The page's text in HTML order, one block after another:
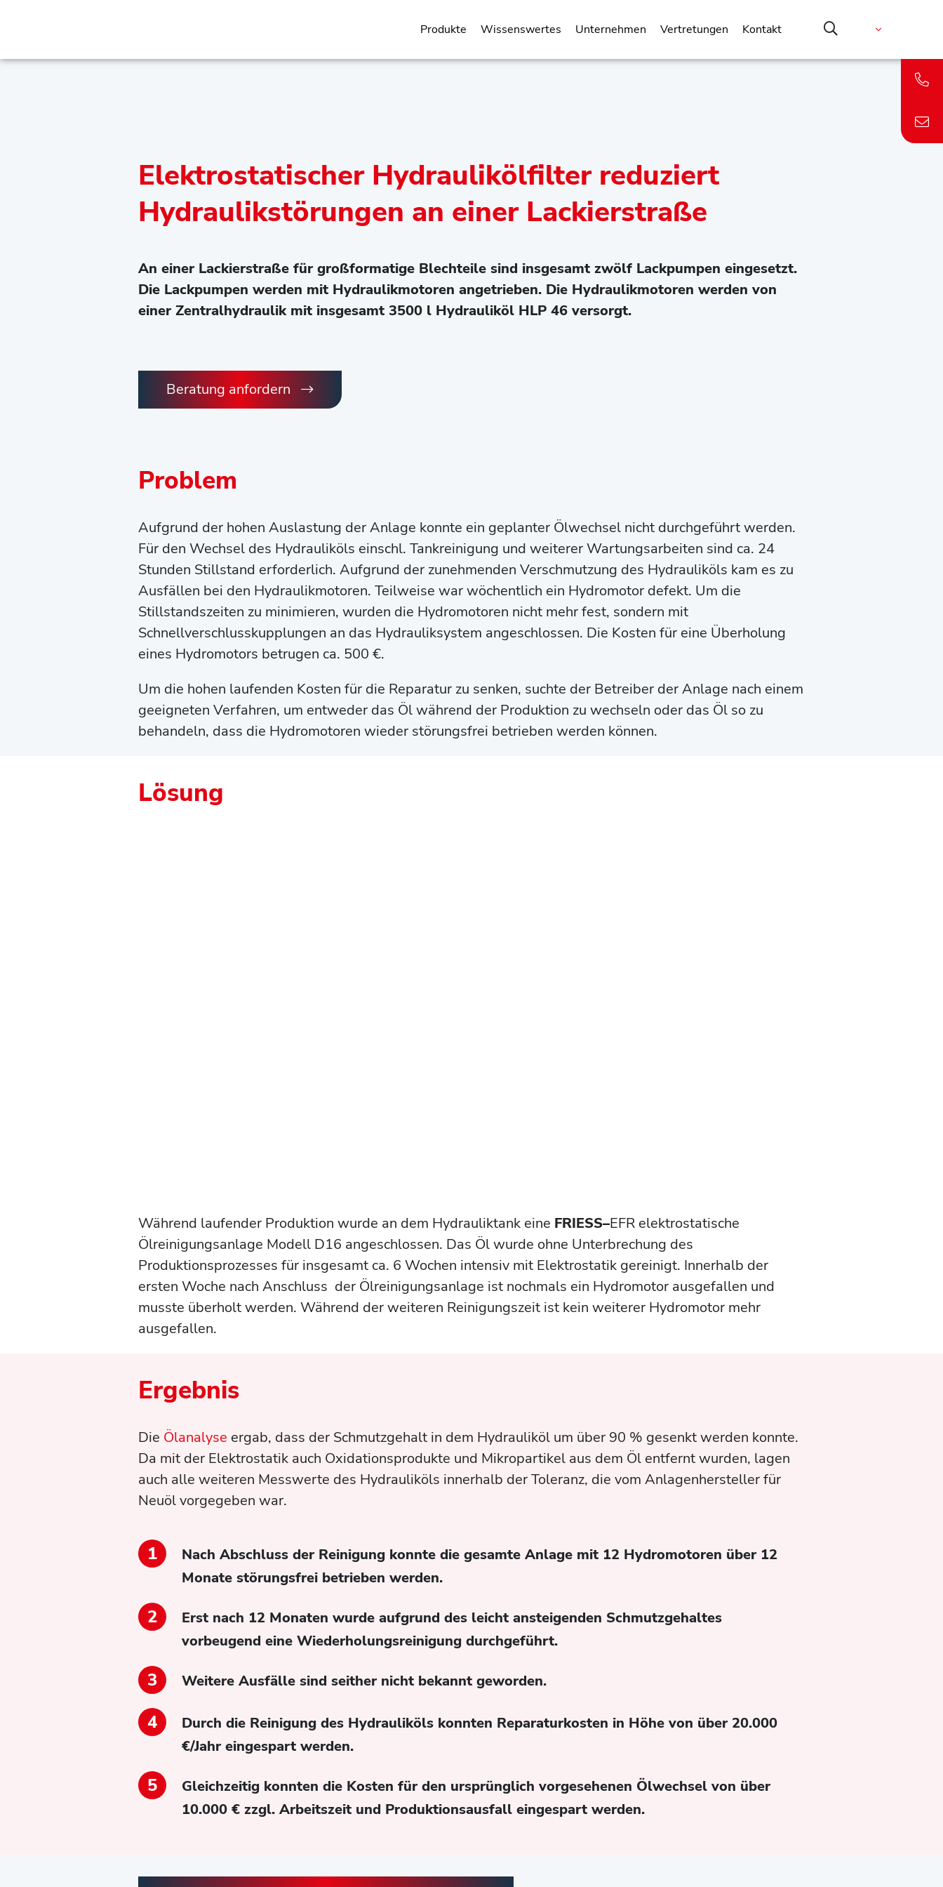
Produkte Wissenswertes Unternehmen Vertretungen Kontakt
Elektrostatischer Hydraulikölfilter reduziert
Hydraulikstörungen an einer Lackierstraße
An einer Lackierstraße für großformatige Blechteile sind insgesamt zwölf Lackpumpen eingesetzt.
Die Lackpumpen werden mit Hydraulikmotoren angetrieben. Die Hydraulikmotoren werden von
einer Zentralhydraulik mit insgesamt 3500 l Hydrauliköl HLP 46 versorgt.
Beratung anfordern
Problem
Aufgrund der hohen Auslastung der Anlage konnte ein geplanter Ölwechsel nicht durchgeführt werden.
Für den Wechsel des Hydrauliköls einschl. Tankreinigung und weiterer Wartungsarbeiten sind ca. 24
Stunden Stillstand erforderlich. Aufgrund der zunehmenden Verschmutzung des Hydrauliköls kam es zu
Ausfällen bei den Hydraulikmotoren. Teilweise war wöchentlich ein Hydromotor defekt. Um die
Stillstandszeiten zu minimieren, wurden die Hydromotoren nicht mehr fest, sondern mit
Schnellverschlusskupplungen an das Hydrauliksystem angeschlossen. Die Kosten für eine Überholung
eines Hydromotors betrugen ca. 500 €.
Um die hohen laufenden Kosten für die Reparatur zu senken, suchte der Betreiber der Anlage nach einem
geeigneten Verfahren, um entweder das Öl während der Produktion zu wechseln oder das Öl so zu
behandeln, dass die Hydromotoren wieder störungsfrei betrieben werden können.
Lösung
Während laufender Produktion wurde an dem Hydrauliktank eine FRIESS–EFR elektrostatische
Ölreinigungsanlage Modell D16 angeschlossen. Das Öl wurde ohne Unterbrechung des
Produktionsprozesses für insgesamt ca. 6 Wochen intensiv mit Elektrostatik gereinigt. Innerhalb der
ersten Woche nach Anschluss der Ölreinigungsanlage ist nochmals ein Hydromotor ausgefallen und
musste überholt werden. Während der weiteren Reinigungszeit ist kein weiterer Hydromotor mehr
ausgefallen.
Ergebnis
Die Ölanalyse ergab, dass der Schmutzgehalt in dem Hydrauliköl um über 90 % gesenkt werden konnte.
Da mit der Elektrostatik auch Oxidationsprodukte und Mikropartikel aus dem Öl entfernt wurden, lagen
auch alle weiteren Messwerte des Hydrauliköls innerhalb der Toleranz, die vom Anlagenhersteller für
Neuöl vorgegeben war.
Nach Abschluss der Reinigung konnte die gesamte Anlage mit 12 Hydromotoren über 12
Monate störungsfrei betrieben werden.
Erst nach 12 Monaten wurde aufgrund des leicht ansteigenden Schmutzgehaltes
vorbeugend eine Wiederholungsreinigung durchgeführt.
Weitere Ausfälle sind seither nicht bekannt geworden.
Durch die Reinigung des Hydrauliköls konnten Reparaturkosten in Höhe von über 20.000
€/Jahr eingespart werden.
Gleichzeitig konnten die Kosten für den ursprünglich vorgesehenen Ölwechsel von über
10.000 € zzgl. Arbeitszeit und Produktionsausfall eingespart werden.